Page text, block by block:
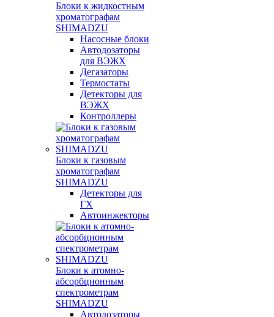
Блоки к жидкостным
хроматографам
SHIMADZU
Насосные блоки
Автодозаторы
для ВЭЖХ
Дегазаторы
Термостаты
Детекторы для
ВЭЖХ
Контроллеры
Блоки к газовым
хроматографам
SHIMADZU
Детекторы для
ГХ
Автоинжекторы
Блоки к атомно-
абсорбционным
спектрометрам
SHIMADZU
Автодозаторы